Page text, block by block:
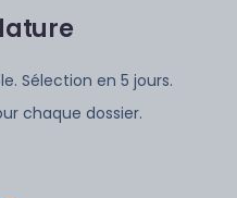
Sélection en 5 jours.
chaque dossier.